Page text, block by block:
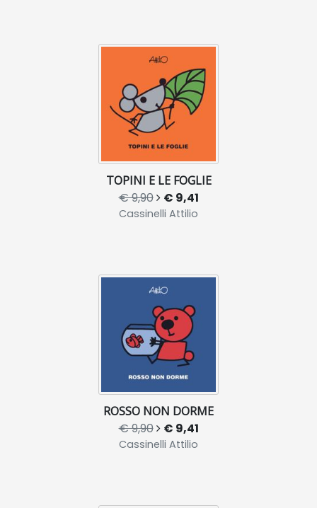
TOPINI E LE FOGLIE
€ 9,90 € 9,41
Cassinelli Attilio
ROSSO NON DORME
€ 9,90 € 9,41
Cassinelli Attilio